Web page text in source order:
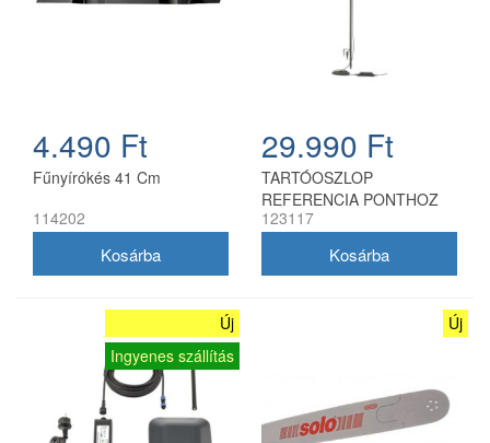
4.490 Ft
Fűnyírókés 41 Cm
114202
29.990 Ft
TARTÓOSZLOP
REFERENCIA PONTHOZ
123117
Új
Ingyenes szállítás
Új